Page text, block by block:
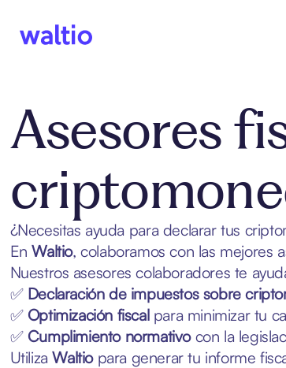
Asesores
¿Necesitas ayuda para declarar tus
EnWaltio, colaboramos con las mejores
Nuestros asesores colaboradores te
✅ Declaración de impuestos sobre
✅ Optimización fiscalpara minimizar tu
✅ Cumplimiento normativocon la
UtilizaWaltiopara generar tu informe